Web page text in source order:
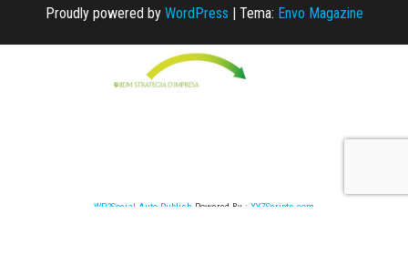
Proudly powered by WordPress | Tema: Envo Magazine
WP2Social Auto Publish Powered By : XYZScripts.com